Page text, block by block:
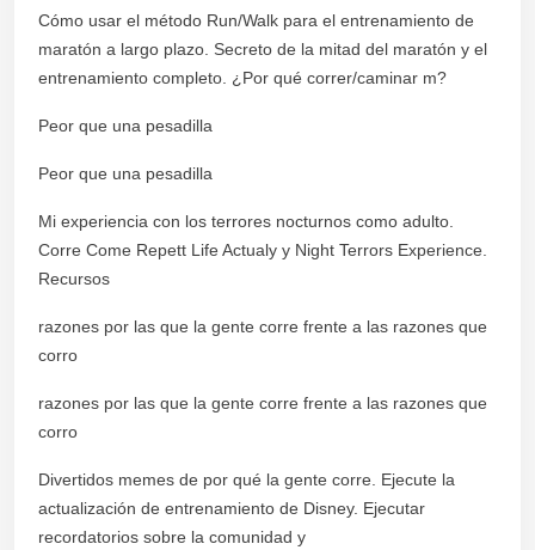
Cómo usar el método Run/Walk para el entrenamiento de
maratón a largo plazo. Secreto de la mitad del maratón y el
entrenamiento completo. ¿Por qué correr/caminar m?
Peor que una pesadilla
Peor que una pesadilla
Mi experiencia con los terrores nocturnos como adulto.
Corre Come Repett Life Actualy y Night Terrors Experience.
Recursos
razones por las que la gente corre frente a las razones que
corro
razones por las que la gente corre frente a las razones que
corro
Divertidos memes de por qué la gente corre. Ejecute la
actualización de entrenamiento de Disney. Ejecutar
recordatorios sobre la comunidad y